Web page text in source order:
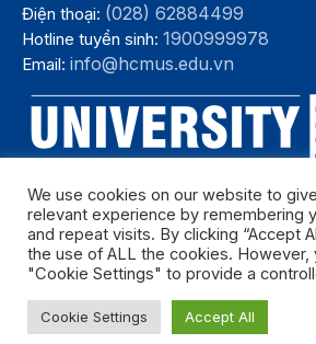
Điện thoại: (028) 62884499
Hotline tuyển sinh:1900999978
Email:info@hcmus.edu.vn
Bản quyền thuộc Trường Đại học Khoa học
gia Thành phố Hồ Chí Minh.
We use cookies on our website to
relevant experience by remembering
and repeat visits. By clicking “Accept
the use of ALL the cookies. However,
"Cookie Settings" to provide a
Cookie Settings Accept All